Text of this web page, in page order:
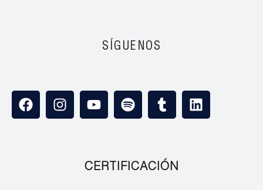
SÍGUENOS
CERTIFICACIÓN